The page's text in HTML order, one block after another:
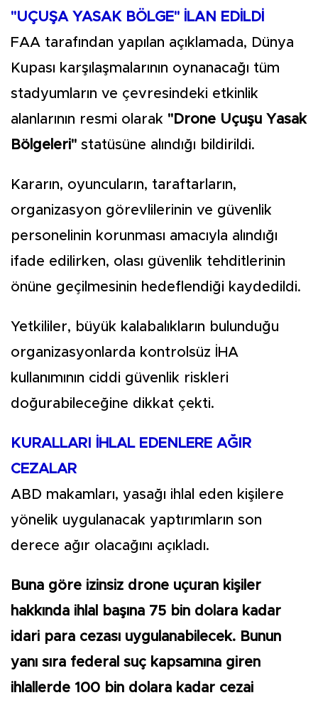
"UÇUŞA YASAK BÖLGE" İLAN EDİLDİ
FAA tarafından yapılan açıklamada, Dünya
Kupası karşılaşmalarının oynanacağı tüm
stadyumların ve çevresindeki etkinlik
alanlarının resmi olarak "Drone Uçuşu Yasak
Bölgeleri" statüsüne alındığı bildirildi.
Kararın, oyuncuların, taraftarların,
organizasyon görevlilerinin ve güvenlik
personelinin korunması amacıyla alındığı
ifade edilirken, olası güvenlik tehditlerinin
önüne geçilmesinin hedeflendiği kaydedildi.
Yetkililer, büyük kalabalıkların bulunduğu
organizasyonlarda kontrolsüz İHA
kullanımının ciddi güvenlik riskleri
doğurabileceğine dikkat çekti.
KURALLARI İHLAL EDENLERE AĞIR
CEZALAR
ABD makamları, yasağı ihlal eden kişilere
yönelik uygulanacak yaptırımların son
derece ağır olacağını açıkladı.
Buna göre izinsiz drone uçuran kişiler
hakkında ihlal başına 75 bin dolara kadar
idari para cezası uygulanabilecek. Bunun
yanı sıra federal suç kapsamına giren
ihlallerde 100 bin dolara kadar cezai